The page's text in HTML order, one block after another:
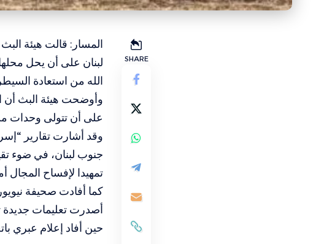
SHARE
المسار: قالت هيئة
لبنان على أن يحل
الله من استعادة
وأوضحت هيئة البث أن
على أن تتولى وحدات
وقد أشارت تقارير
جنوب لبنان، في ضوء
تمهيدا لإفساح المجال
كما أفادت صحيفة
أصدرت تعليمات
حين أفاد إعلام عبري